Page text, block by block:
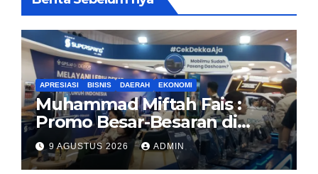
APRESIASI BISNIS DAERAH EKONOMI
Muhammad Miftah Fais :
Promo Besar-Besaran di
GIAS, GPS.id Tawarkan Free
Instalasi Free Charge
9 AGUSTUS 2026 ADMIN